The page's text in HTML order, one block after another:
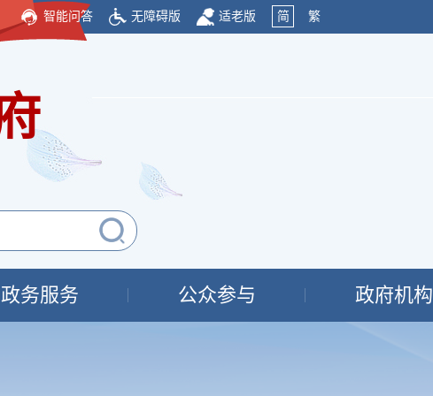
智能问答 无障碍版 适老版 简 繁
政务服务 公众参与 政府机构